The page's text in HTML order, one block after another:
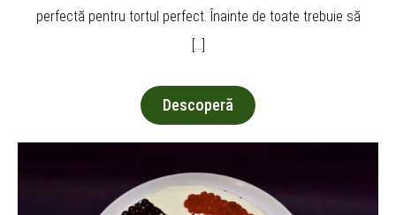
perfectă pentru tortul perfect. Înainte de toate trebuie să
[…]
Descoperă